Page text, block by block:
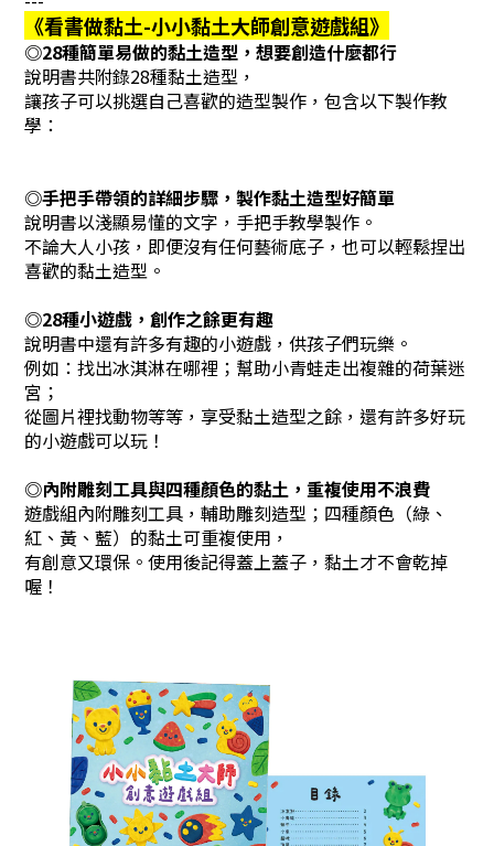
《看書做黏土-小小黏土大師創意遊戲組》
◎28種簡單易做的黏土造型，想要創造什麼都行
說明書共附錄28種黏土造型，
讓孩子可以挑選自己喜歡的造型製作，包含以下製作教
學：
◎手把手帶領的詳細步驟，製作黏土造型好簡單
說明書以淺顯易懂的文字，手把手教學製作。
不論大人小孩，即便沒有任何藝術底子，也可以輕鬆捏出
喜歡的黏土造型。
◎28種小遊戲，創作之餘更有趣
說明書中還有許多有趣的小遊戲，供孩子們玩樂。
例如：找出冰淇淋在哪裡；幫助小青蛙走出複雜的荷葉迷
宮；
從圖片裡找動物等等，享受黏土造型之餘，還有許多好玩
的小遊戲可以玩！
◎內附雕刻工具與四種顏色的黏土，重複使用不浪費
遊戲組內附雕刻工具，輔助雕刻造型；四種顏色（綠、
紅、黃、藍）的黏土可重複使用，
有創意又環保。使用後記得蓋上蓋子，黏土才不會乾掉
喔！